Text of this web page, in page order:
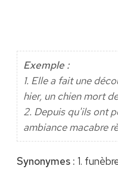
Exemple :
1. Elle a fait une
hier, un chien mort
2. Depuis qu'ils ont
ambiance macabre
Synonymes : 1.